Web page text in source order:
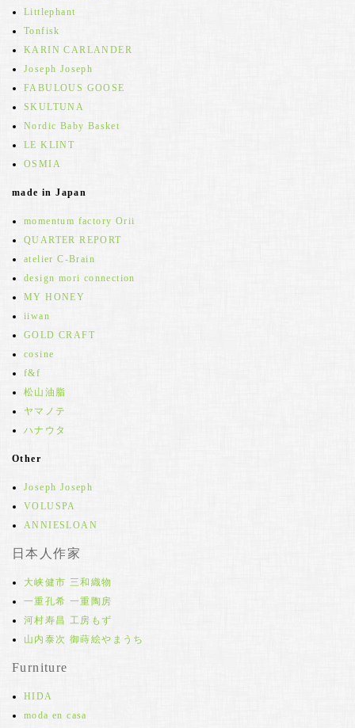
Littlephant
Tonfisk
KARIN CARLANDER
Joseph Joseph
FABULOUS GOOSE
SKULTUNA
Nordic Baby Basket
LE KLINT
OSMIA
made in Japan
momentum factory Orii
QUARTER REPORT
atelier C-Brain
design mori connection
MY HONEY
iiwan
GOLD CRAFT
cosine
f&f
松山油脂
ヤマノテ
ハナウタ
Other
Joseph Joseph
VOLUSPA
ANNIESLOAN
日本人作家
大峡健市 三和織物
一重孔希 一重陶房
河村寿昌 工房もず
山内泰次 御蒔絵やまうち
Furniture
HIDA
moda en casa